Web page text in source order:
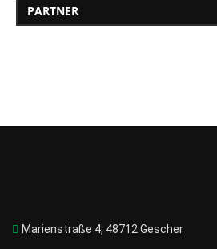
PARTNER
Marienstraße 4, 48712 Gescher